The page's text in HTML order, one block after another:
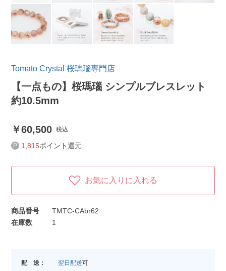
Tomato Crystal 桜瑪瑙専門店
【一点もの】桜瑪瑙 シンプルブレスレット
約10.5mm
60,500 税込
1,815ポイント還元
お気に入りに入れる
商品番号
TMTC-CAbr62
在庫数
1
配 送： 翌日配送可